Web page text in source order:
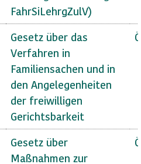
FahrSiLehrgZulV)
Gesetz über das
Verfahren in
Familiensachen und in
den Angelegenheiten
der freiwilligen
Gerichtsbarkeit
Gesetz über
Maßnahmen zur